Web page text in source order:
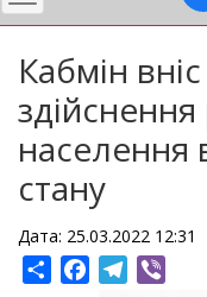
Кабмін
здійснення
населення
стану
Дата: 25.03.2022 12:31
ShareFacebookTelegram